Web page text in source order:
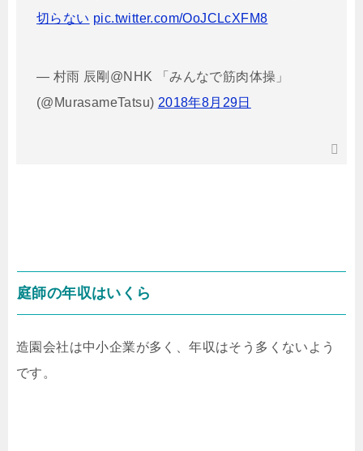
切らない pic.twitter.com/OoJCLcXFM8
— 村雨 辰剛@NHK 「みんなで筋肉体操」
(@MurasameTatsu) 2018年8月29日
庭師の年収はいくら
造園会社は中小企業が多く、年収はそう多くないよう
です。